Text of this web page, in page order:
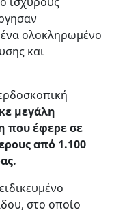
ολοκληρωμένο
και
μεγάλη
που έφερε σε
από 1.100
στο οποίο